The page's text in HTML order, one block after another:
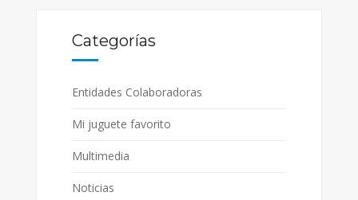
Categorías
Entidades Colaboradoras
Mi juguete favorito
Multimedia
Noticias